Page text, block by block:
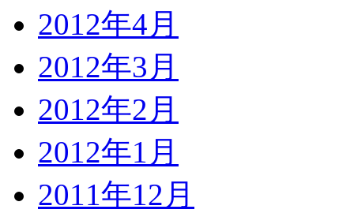
2012年4月
2012年3月
2012年2月
2012年1月
2011年12月